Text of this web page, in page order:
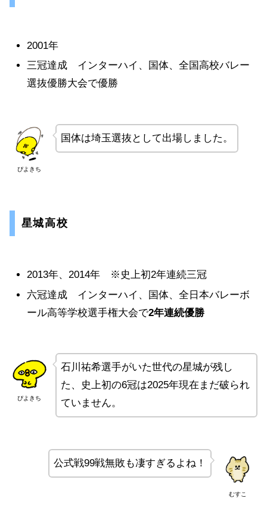
2001年
三冠達成 インターハイ、国体、全国高校バレー
選抜優勝大会で優勝
ぴよきち
国体は埼玉選抜として出場しました。
星城高校
2013年、2014年 ※史上初2年連続三冠
六冠達成 インターハイ、国体、全日本バレーボ
ール高等学校選手権大会で2年連続優勝
ぴよきち
石川祐希選手がいた世代の星城が残し
た、史上初の6冠は2025年現在まだ破られ
ていません。
むすこ
公式戦99戦無敗も凄すぎるよね！